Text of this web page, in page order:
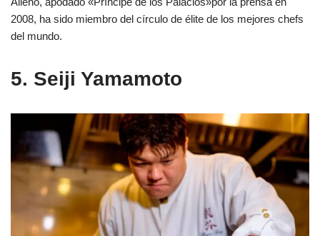
2008, ha sido miembro del círculo de élite de los mejores chefs
del mundo.
5. Seiji Yamamoto